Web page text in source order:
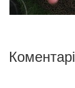
Коментарі